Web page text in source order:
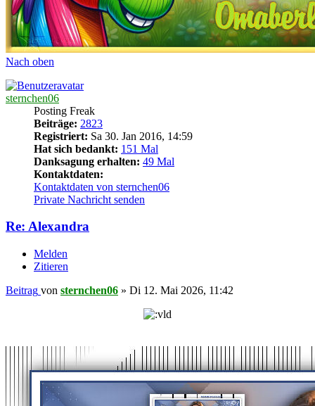
Nach oben
sternchen06
Posting Freak
Beiträge: 2823
Registriert: Sa 30. Jan 2016, 14:59
Hat sich bedankt: 151 Mal
Danksagung erhalten: 49 Mal
Kontaktdaten:
Kontaktdaten von sternchen06
Private Nachricht senden
Re: Alexandra
Melden
Zitieren
Beitrag von sternchen06 » Di 12. Mai 2026, 11:42